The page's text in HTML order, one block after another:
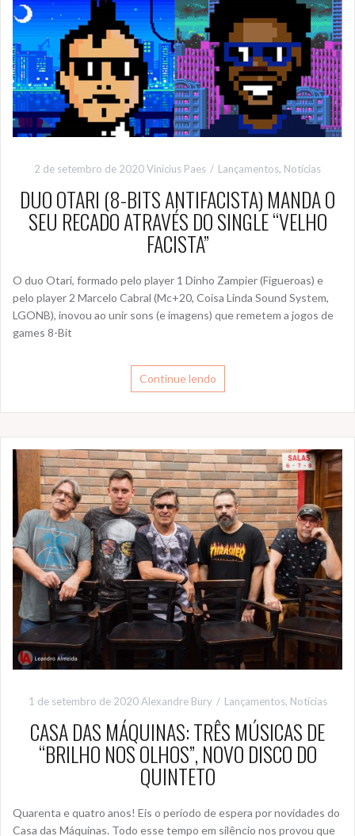
2 de setembro de 2020Vinicius Paes Lançamentos, Notícias
DUO OTARI (8-BITS ANTIFACISTA) MANDA O
SEU RECADO ATRAVÉS DO SINGLE “VELHO
FACISTA”
O duo Otari, formado pelo player 1 Dinho Zampier (Figueroas) e
pelo player 2 Marcelo Cabral (Mc+20, Coisa Linda Sound System,
LGONB), inovou ao unir sons (e imagens) que remetem a jogos de
games 8-Bit
Continue lendo
1 de setembro de 2020 Alexandre Bury Lançamentos, Notícias
CASA DAS MÁQUINAS: TRÊS MÚSICAS DE
“BRILHO NOS OLHOS”, NOVO DISCO DO
QUINTETO
Quarenta e quatro anos! Eis o período de espera por novidades do
Casa das Máquinas. Todo esse tempo em silêncio nos provou que